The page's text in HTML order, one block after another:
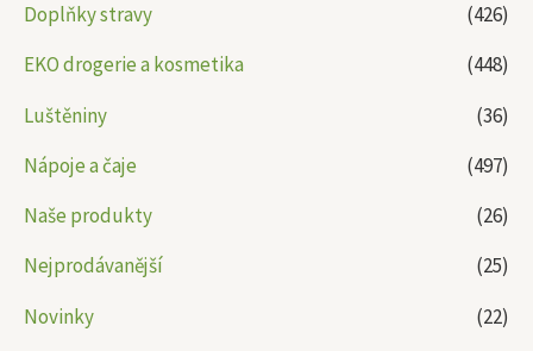
Doplňky stravy
(426)
EKO drogerie a kosmetika
(448)
Luštěniny
(36)
Nápoje a čaje
(497)
Naše produkty
(26)
Nejprodávanější
(25)
Novinky
(22)